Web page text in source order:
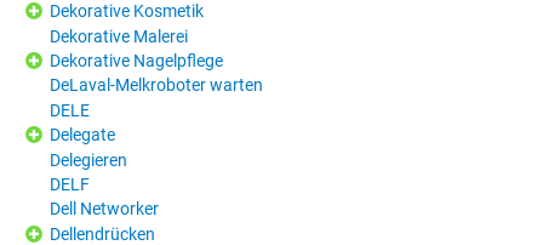
Dekorative Kosmetik
Dekorative Malerei
Dekorative Nagelpflege
DeLaval-Melkroboter warten
DELE
Delegate
Delegieren
DELF
Dell Networker
Dellendrücken